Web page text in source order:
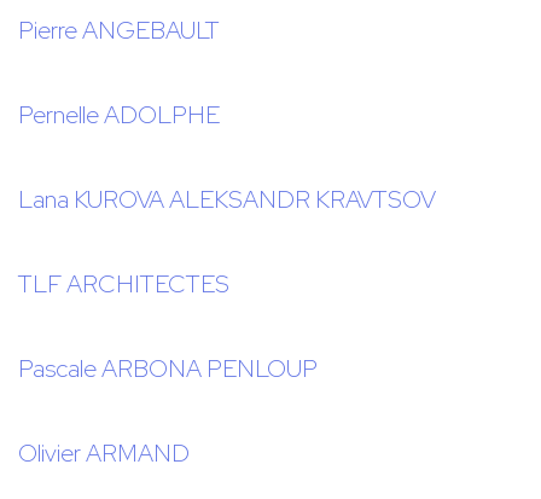
Pierre ANGEBAULT
Pernelle ADOLPHE
Lana KUROVA ALEKSANDR KRAVTSOV
TLF ARCHITECTES
Pascale ARBONA PENLOUP
Olivier ARMAND